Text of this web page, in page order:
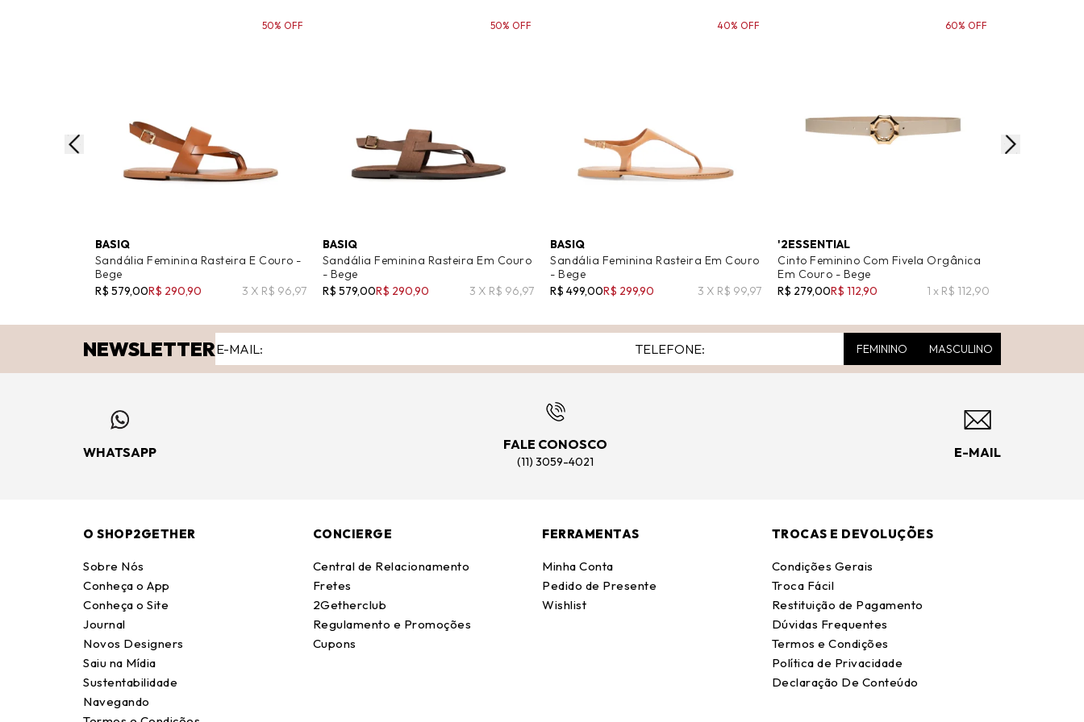
BASIQ
Sandália Feminina Rasteira E Couro -
Bege
R$ 579,00R$ 290,90 3 X R$ 96,97
50% OFF
BASIQ
Sandália Feminina Rasteira Em Couro
- Bege
R$ 579,00R$ 290,90 3 X R$ 96,97
50% OFF
BASIQ
Sandália Feminina Rasteira Em Couro
- Bege
R$ 499,00R$ 299,90 3 X R$ 99,97
40% OFF
'2ESSENTIAL
Cinto Feminino Com Fivela Orgânica
Em Couro - Bege
R$ 279,00R$ 112,90 1 x R$ 112,90
60% OFF
NEWSLETTER FEMININO MASCULINO
WHATSAPP
FALE CONOSCO
(11) 3059-4021
E-MAIL
O SHOP2GETHER
Sobre Nós
Conheça o App
Conheça o Site
Journal
Novos Designers
Saiu na Mídia
Sustentabilidade
Navegando
CONCIERGE
Central de Relacionamento
Fretes
2Getherclub
Regulamento e Promoções
Cupons
FERRAMENTAS
Minha Conta
Pedido de Presente
Wishlist
TROCAS E DEVOLUÇÕES
Condições Gerais
Troca Fácil
Restituição de Pagamento
Dúvidas Frequentes
Termos e Condições
Política de Privacidade
Declaração De Conteúdo